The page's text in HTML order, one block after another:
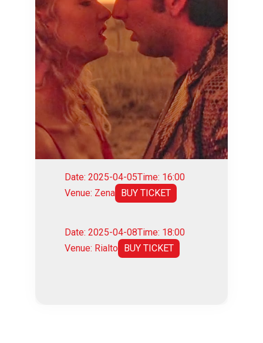
Date: 2025-04-05Time: 16:00
Venue: Zena BUY TICKET
Date: 2025-04-08Time: 18:00
Venue: Rialto BUY TICKET